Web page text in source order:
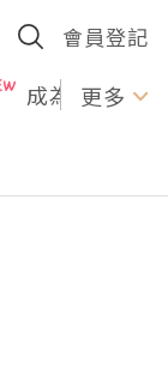
會員登記
成為U更多